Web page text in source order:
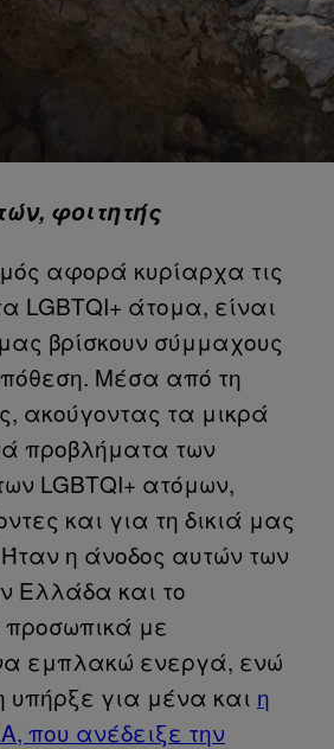
φοιτητής
αφορά κυρίαρχα τις
LGBTQI+ άτομα, είναι
βρίσκουν σύμμαχους
Μέσα από τη
ακούγοντας τα μικρά
προβλήματα των
LGBTQI+ ατόμων,
και για τη δικιά μας
η άνοδος αυτών των
Ελλάδα και το
προσωπικά με
εμπλακώ ενεργά, ενώ
υπήρξε για μένα και η
που ανέδειξε την